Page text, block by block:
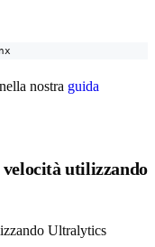
nostra guida
utilizzando
Ultralytics